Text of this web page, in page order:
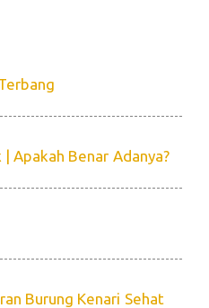
Apakah Benar Adanya?
Burung Kenari Sehat